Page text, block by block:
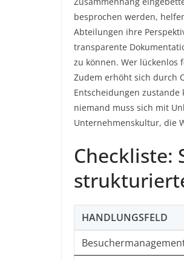
besprochen werden,
Abteilungen ihre
transparente
zu können. Wer
Zudem erhöht sich durch
Entscheidungen
niemand muss sich mit
Unternehmenskultur, die
Checkliste:
HANDLUNGSFELD